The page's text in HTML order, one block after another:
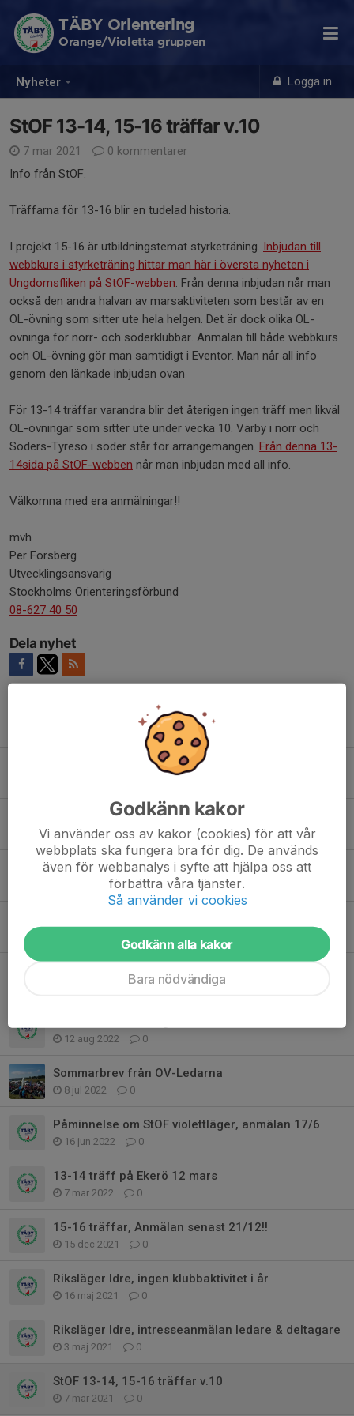
Nyheter Logga in
TÄBY Orientering
Orange/Violetta gruppen
StOF 13-14, 15-16 träffar v.10
7 mar 2021
0 kommentarer
Info från StOF.
Träffarna för 13-16 blir en tudelad historia.
I projekt 15-16 är utbildningstemat styrketräning. Inbjudan till
webbkurs i styrketräning hittar man här i översta nyheten i
Ungdomsfliken på StOF-webben. Från denna inbjudan når man
också den andra halvan av marsaktiviteten som består av en
OL-övning som sitter ute hela helgen. Det är dock olika OL-
övninga för norr- och söderklubbar. Anmälan till både webbkurs
och OL-övning gör man samtidigt i Eventor. Man når all info
genom den länkade inbjudan ovan
För 13-14 träffar varandra blir det återigen ingen träff men likväl
OL-övningar som sitter ute under vecka 10. Värby i norr och
Söders-Tyresö i söder står för arrangemangen. Från denna 13-
14sida på StOF-webben når man inbjudan med all info.
Välkomna med era anmälningar!!
mvh
Per Forsberg
Utvecklingsansvarig
Stockholms Orienteringsförbund
08-627 40 50
Dela nyhet
Nattraketen 2025/2026
11 dec 2025 0
Stafett-DM - lagen och information
18 sep 2025 0
0
12 aug 2022 0
Sommarbrev från OV-Ledarna
8 jul 2022 0
Påminnelse om StOF violettläger, anmälan 17/6
16 jun 2022 0
13-14 träff på Ekerö 12 mars
7 mar 2022 0
15-16 träffar, Anmälan senast 21/12!!
15 dec 2021 0
Riksläger Idre, ingen klubbaktivitet i år
16 maj 2021 0
Riksläger Idre, intresseanmälan ledare & deltagare
3 maj 2021 0
StOF 13-14, 15-16 träffar v.10
7 mar 2021 0
Godkänn kakor
Vi använder oss av kakor (cookies) för att vår
webbplats ska fungera bra för dig. De används
även för webbanalys i syfte att hjälpa oss att
förbättra våra tjänster.
Så använder vi cookies
Godkänn alla kakor
Bara nödvändiga